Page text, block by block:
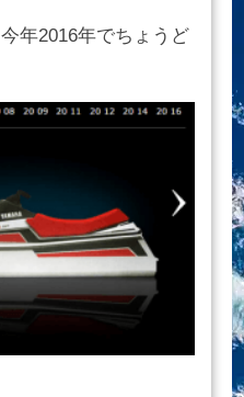
年2016年でちょうど